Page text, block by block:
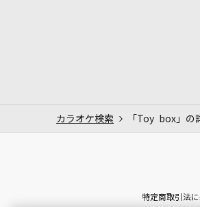
カラオケ検索 「Toy box」の
特定商取引法